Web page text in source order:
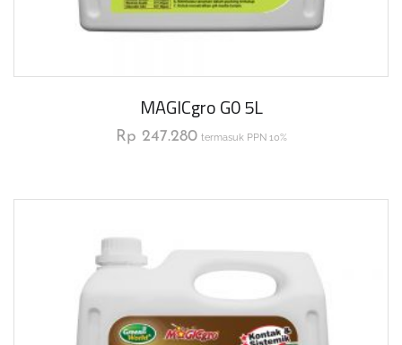
MAGICgro G0 5L
Rp 247.280 termasuk PPN 10%